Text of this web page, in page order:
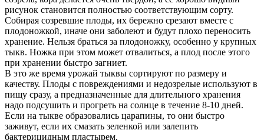
рисунок становится полностью соответствующим сорту.
Собирая созревшие плоды, их бережно срезают вместе с
плодоножкой, иначе они заболеют и будут плохо переносить
хранение. Нельзя браться за плодоножку, особенно у крупных
тыкв. Ножка при этом может отвалиться, а плод после этого
при хранении быстро загниет.
В это же время урожай тыквы сортируют по размеру и
качеству. Плоды с повреждениями и недозрелые используют в
пищу сразу, а предназначенные для длительного хранения
надо подсушить и прогреть на солнце в течение 8-10 дней.
Если на тыкве образовались царапины, то они быстро
заживут, если их смазать зеленкой или залепить
бактерицидным пластырем.